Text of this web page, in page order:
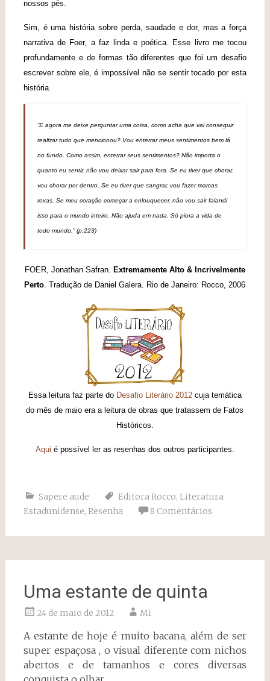
nossos pés.
Sim, é uma história sobre perda, saudade e dor, mas a força
narrativa de Foer, a faz linda e poética. Esse livro me tocou
profundamente e de formas tão diferentes que foi um desafio
escrever sobre ele, é impossível não se sentir tocado por esta
história.
“E agora me deixe perguntar uma coisa, como acha que vai conseguir
realizar tudo que mencionou? Vou enterrar meus sentimentos bem lá
no fundo. Como assim, enterrar seus sentimentos? Não importa o
quanto eu sentir, não vou deixar sair para fora. Se eu tiver que chorar,
vou chorar por dentro. Se eu tiver que sangrar, vou fazer marcas
roxas. Se meu coração começar a enlouquecer, não vou sair falandi
isso para o mundo inteiro. Não ajuda em nada. Só piora a vida de
todo mundo.” (p.223)
FOER, Jonathan Safran. Extremamente Alto & Incrivelmente
Perto. Tradução de Daniel Galera. Rio de Janeiro: Rocco, 2006
Essa leitura faz parte do Desafio Literário 2012cuja temática
do mês de maio era a leitura de obras que tratassem de Fatos
Históricos.
Aqui é possível ler as resenhas dos outros participantes.
Sapere aude Editora Rocco, Literatura
Estadunidense, Resenha 8 Comentários
Uma estante de quinta
24 de maio de 2012 Mi
A estante de hoje é muito bacana, além de ser
super espaçosa , o visual diferente com nichos
abertos e de tamanhos e cores diversas